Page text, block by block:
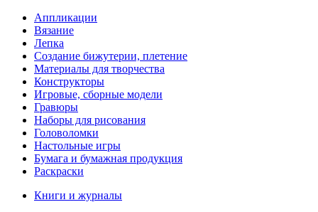
Аппликации
Вязание
Лепка
Создание бижутерии, плетение
Материалы для творчества
Конструкторы
Игровые, сборные модели
Гравюры
Наборы для рисования
Головоломки
Настольные игры
Бумага и бумажная продукция
Раскраски
Книги и журналы